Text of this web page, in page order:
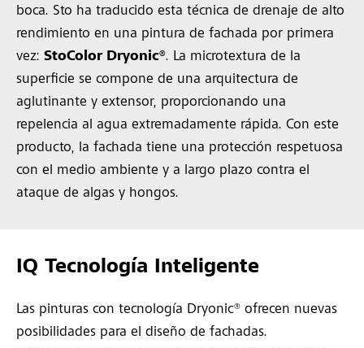
boca. Sto ha traducido esta técnica de drenaje de alto
rendimiento en una pintura de fachada por primera
vez: StoColor Dryonic®. La microtextura de la
superficie se compone de una arquitectura de
aglutinante y extensor, proporcionando una
repelencia al agua extremadamente rápida. Con este
producto, la fachada tiene una protección respetuosa
con el medio ambiente y a largo plazo contra el
ataque de algas y hongos.
IQ Tecnología Inteligente
Las pinturas con tecnología Dryonic® ofrecen nuevas
posibilidades para el diseño de fachadas.